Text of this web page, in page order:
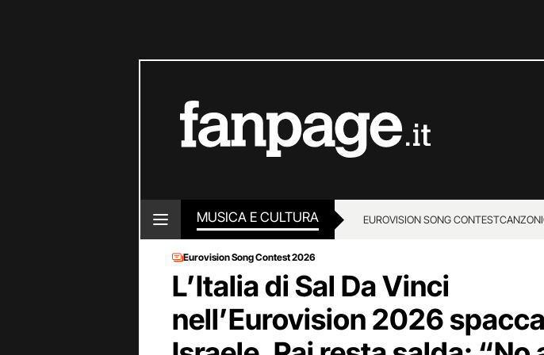
MUSICA E CULTURA EUROVISION SONG CONTESTCANZONI
Eurovision Song Contest 2026
L’Italia di Sal Da Vinci
nell’Eurovision 2026